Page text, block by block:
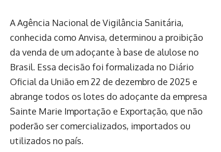
A Agência Nacional de Vigilância Sanitária,
conhecida como Anvisa, determinou a proibição
da venda de um adoçante à base de alulose no
Brasil. Essa decisão foi formalizada no Diário
Oficial da União em 22 de dezembro de 2025 e
abrange todos os lotes do adoçante da empresa
Sainte Marie Importação e Exportação, que não
poderão ser comercializados, importados ou
utilizados no país.